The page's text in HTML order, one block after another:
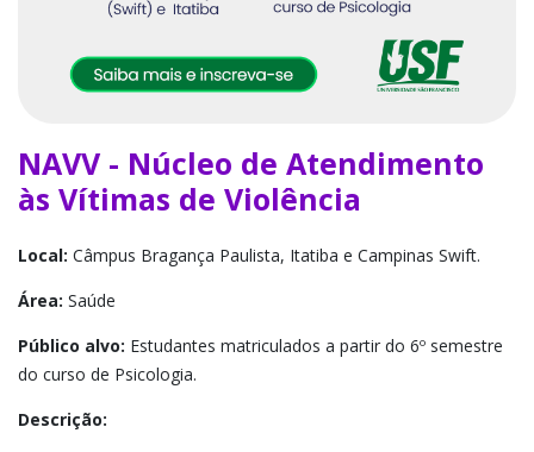
NAVV - Núcleo de Atendimento
às Vítimas de Violência
Local: Câmpus Bragança Paulista, Itatiba e Campinas Swift.
Área: Saúde
Público alvo: Estudantes matriculados a partir do 6º semestre
do curso de Psicologia.
Descrição: